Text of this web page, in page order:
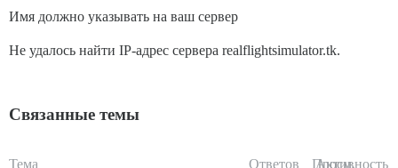
Имя должно указывать на ваш сервер
Не удалось найти IP-адрес сервера realflightsimulator.tk.
Связанные темы
Тема Ответов Просм.
Активность